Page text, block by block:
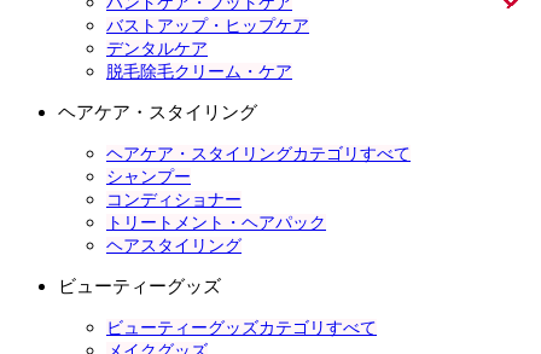
バストアップ・ヒップケア
デンタルケア
脱毛除毛クリーム・ケア
ヘアケア・スタイリング
ヘアケア・スタイリングカテゴリすべて
シャンプー
コンディショナー
トリートメント・ヘアパック
ヘアスタイリング
ビューティーグッズ
ビューティーグッズカテゴリすべて